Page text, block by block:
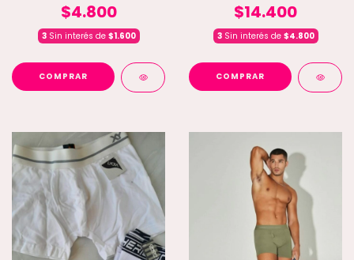
$4.800
3Sin interés de $1.600
COMPRAR
$14.400
3Sin interés de $4.800
COMPRAR